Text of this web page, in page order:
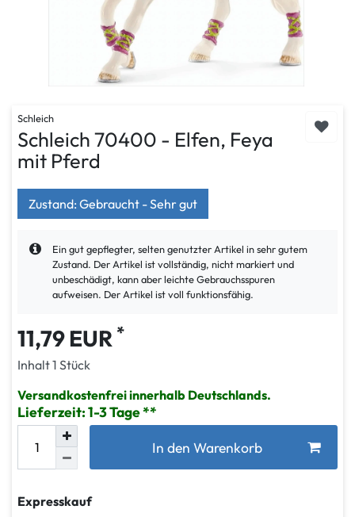
Schleich
Schleich 70400 - Elfen, Feya
mit Pferd
Zustand: Gebraucht - Sehr gut
Ein gut gepflegter, selten genutzter Artikel in sehr gutem
Zustand. Der Artikel ist vollständig, nicht markiert und
unbeschädigt, kann aber leichte Gebrauchsspuren
aufweisen. Der Artikel ist voll funktionsfähig.
11,79 EUR *
Inhalt1 Stück
Versandkostenfrei innerhalb Deutschlands.
Lieferzeit: 1-3 Tage
In den Warenkorb
Expresskauf